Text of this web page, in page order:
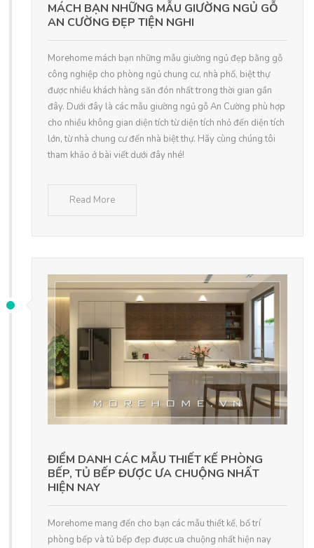
MÁCH BẠN NHỮNG MẪU GIƯỜNG NGỦ GỖ
AN CƯỜNG ĐẸP TIỆN NGHI
Morehome mách bạn những mẫu giường ngủ đẹp bằng gỗ
công nghiệp cho phòng ngủ chung cư, nhà phố, biệt thự
được nhiều khách hàng săn đón nhất trong thời gian gần
đây. Dưới đây là các mẫu giường ngủ gỗ An Cường phù hợp
cho nhiều không gian diện tích từ diện tích nhỏ đến diện tích
lớn, từ nhà chung cư đến nhà biệt thự. Hãy cùng chúng tôi
tham khảo ở bài viết dưới đây nhé!
Read More
ĐIỂM DANH CÁC MẪU THIẾT KẾ PHÒNG
BẾP, TỦ BẾP ĐƯỢC ƯA CHUỘNG NHẤT
HIỆN NAY
Morehome mang đến cho bạn các mẫu thiết kế, bố trí
phòng bếp và tủ bếp đẹp được ưa chuộng nhất hiện nay